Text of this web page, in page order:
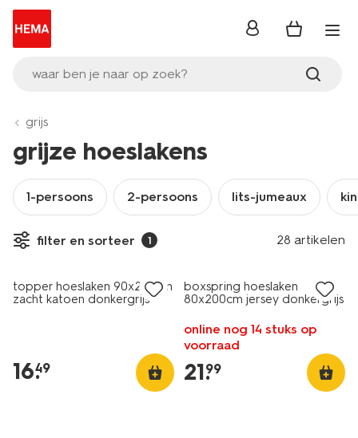
waar ben je naar op zoek?
inloggen
grijs
grijze hoeslakens
1-persoons 2-persoons lits-jumeaux
filter en sorteer 1 28 artikelen
topper hoeslaken 90x220cm
zacht katoen donkergrijs
16.
49
boxspring hoeslaken
80x200cm jersey donkergrijs
online nog 14 stuks op
voorraad
21.
99